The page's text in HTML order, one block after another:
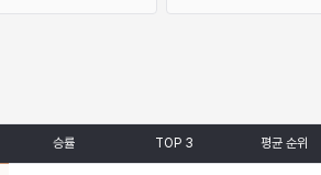
승률 TOP 3 평균 순위